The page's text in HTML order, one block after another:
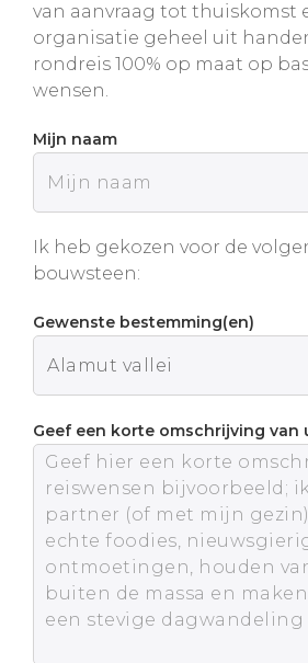
van aanvraag tot thuiskomst
organisatie geheel uit
rondreis 100% op maat op
wensen.
Mijn naam
Ik heb gekozen voor de
bouwsteen:
Gewenste bestemming(en)
Geef een korte omschrijving van